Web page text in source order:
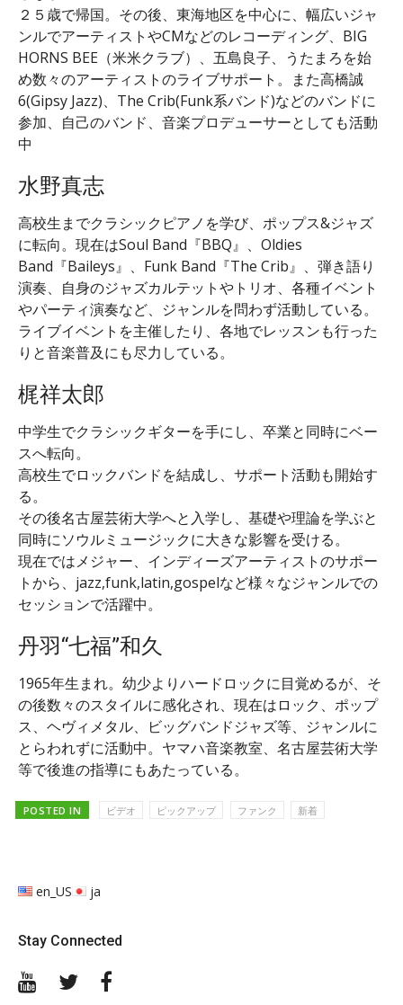
２５歳で帰国。その後、東海地区を中心に、幅広いジャ
ンルでアーティストやCMなどのレコーディング、BIG
HORNS BEE（米米クラブ）、五島良子、うたまろを始
め数々のアーティストのライブサポート。また高橋誠
6(Gipsy Jazz)、The Crib(Funk系バンド)などのバンドに
参加、自己のバンド、音楽プロデューサーとしても活動
中
水野真志
高校生までクラシックピアノを学び、ポップス&ジャズ
に転向。現在はSoul Band『BBQ』、Oldies
Band『Baileys』、Funk Band『The Crib』、弾き語り
演奏、自身のジャズカルテットやトリオ、各種イベント
やパーティ演奏など、ジャンルを問わず活動している。
ライブイベントを主催したり、各地でレッスンも行った
りと音楽普及にも尽力している。
梶祥太郎
中学生でクラシックギターを手にし、卒業と同時にベー
スへ転向。
高校生でロックバンドを結成し、サポート活動も開始す
る。
その後名古屋芸術大学へと入学し、基礎や理論を学ぶと
同時にソウルミュージックに大きな影響を受ける。
現在ではメジャー、インディーズアーティストのサポー
トから、jazz,funk,latin,gospelなど様々なジャンルでの
セッションで活躍中。
丹羽“七福”和久
1965年生まれ。幼少よりハードロックに目覚めるが、そ
の後数々のスタイルに感化され、現在はロック、ポップ
ス、ヘヴィメタル、ビッグバンドジャズ等、ジャンルに
とらわれずに活動中。ヤマハ音楽教室、名古屋芸術大学
等で後進の指導にもあたっている。
POSTED IN ビデオ ピックアップ ファンク 新着
en_US ja
Stay Connected
YouTubeTwitter